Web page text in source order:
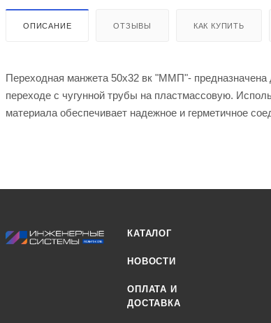
ОПИСАНИЕ ОТЗЫВЫ КАК КУПИТЬ
Переходная манжета 50х32 вк "ММП"- предназначена
переходе с чугунной трубы на пластмассовую.
материала обеспечивает надежное и герметичное
КАТАЛОГ
НОВОСТИ
ОПЛАТА И
ДОСТАВКА